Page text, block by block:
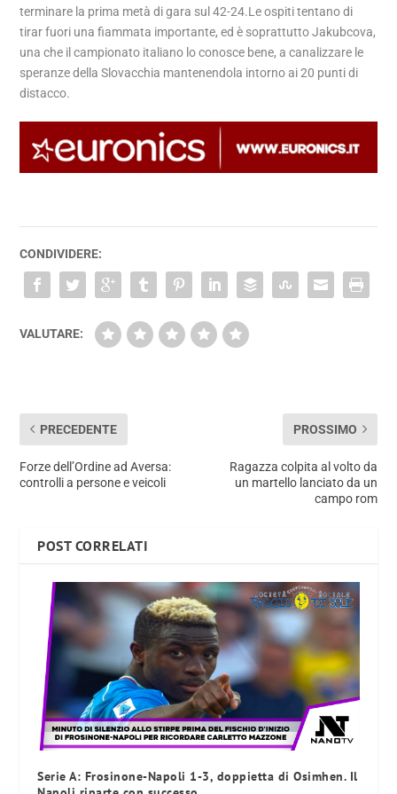
terminare la prima metà di gara sul 42-24.Le ospiti tentano di
tirar fuori una fiammata importante, ed è soprattutto Jakubcova,
una che il campionato italiano lo conosce bene, a canalizzare le
speranze della Slovacchia mantenendola intorno ai 20 punti di
distacco.
CONDIVIDERE:
VALUTARE:
PRECEDENTE
Forze dell’Ordine ad Aversa:
controlli a persone e veicoli
PROSSIMO
Ragazza colpita al volto da
un martello lanciato da un
campo rom
POST CORRELATI
Serie A: Frosinone-Napoli 1-3, doppietta di Osimhen. Il